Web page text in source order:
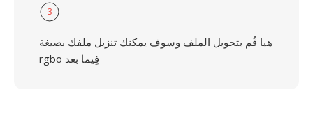
3
هيا قُم بتحويل الملف وسوف يمكنك تنزيل ملفك بصيغة
rgbo فِيما بعد